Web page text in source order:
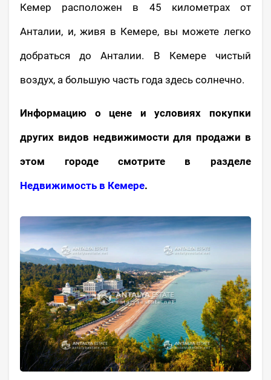
Кемер расположен в 45 километрах от
Анталии, и, живя в Кемере, вы можете легко
добраться до Анталии. В Кемере чистый
воздух, а большую часть года здесь солнечно.
Информацию о цене и условиях покупки
других видов недвижимости для продажи в
этом городе смотрите в разделе
Недвижимость в Кемере.